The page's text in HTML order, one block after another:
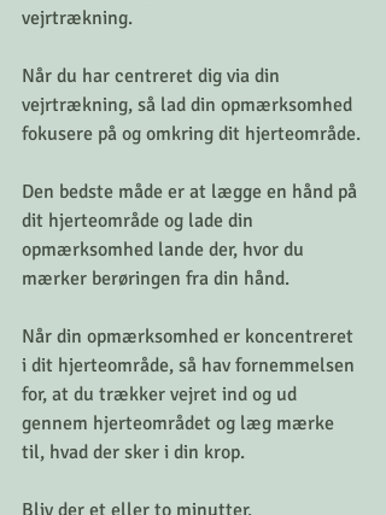
vejrtrækning.
Når du har centreret dig via din
vejrtrækning, så lad din opmærksomhed
fokusere på og omkring dit hjerteområde.
Den bedste måde er at lægge en hånd på
dit hjerteområde og lade din
opmærksomhed lande der, hvor du
mærker berøringen fra din hånd.
Når din opmærksomhed er koncentreret
i dit hjerteområde, så hav fornemmelsen
for, at du trækker vejret ind og ud
gennem hjerteområdet og læg mærke
til, hvad der sker i din krop.
Bliv der et eller to minutter.